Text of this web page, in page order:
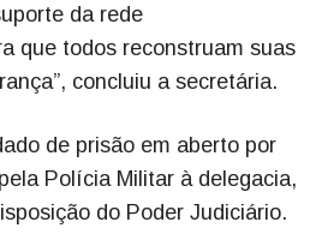
da rede
que todos reconstruam suas
concluiu a secretária.
de prisão em aberto por
Polícia Militar à delegacia,
do Poder Judiciário.